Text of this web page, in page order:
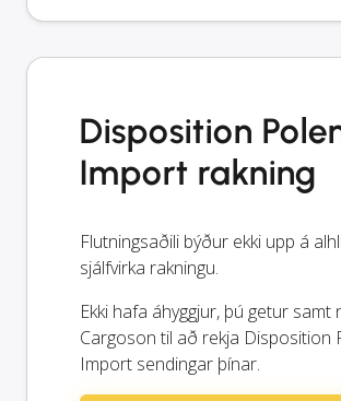
Disposition
Import rakning
Flutningsaðili býður ekki upp á
sjálfvirka rakningu.
Ekki hafa áhyggjur, þú getur samt
Cargoson til að rekja Disposition
Import sendingar þínar.